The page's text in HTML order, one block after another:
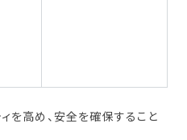
を高め、安全を確保すること